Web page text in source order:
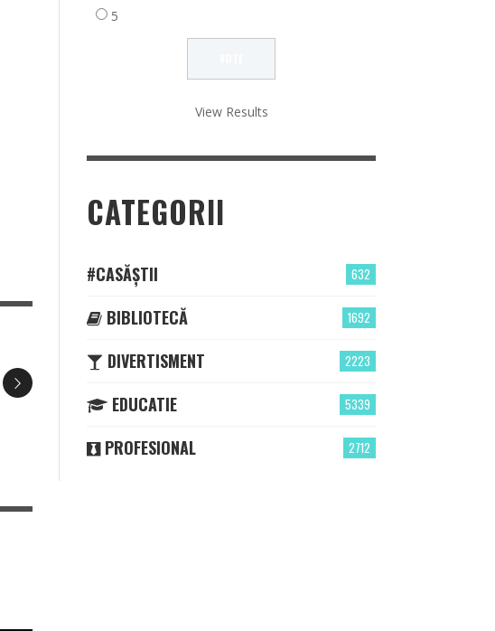
5
View Results
CATEGORII
632
#CASĂȘTII
1692
BIBLIOTECĂ
2223
DIVERTISMENT
5339
EDUCATIE
2712
PROFESIONAL